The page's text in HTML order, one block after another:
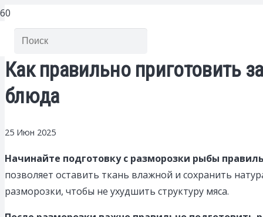
Как правильно приготовить
блюда
25 Июн 2025
Начинайте подготовку с разморозки рыбы
позволяет оставить ткань влажной и сохранить
разморозки, чтобы не ухудшить структуру мяса.